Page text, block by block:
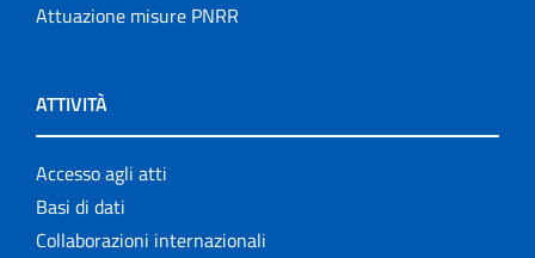
Attuazione misure PNRR
ATTIVITÀ
Accesso agli atti
Basi di dati
Collaborazioni internazionali